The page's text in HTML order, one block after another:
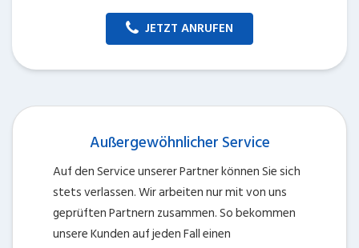
JETZT ANRUFEN
Außergewöhnlicher Service
Auf den Service unserer Partner können Sie sich
stets verlassen. Wir arbeiten nur mit von uns
geprüften Partnern zusammen. So bekommen
unsere Kunden auf jeden Fall einen